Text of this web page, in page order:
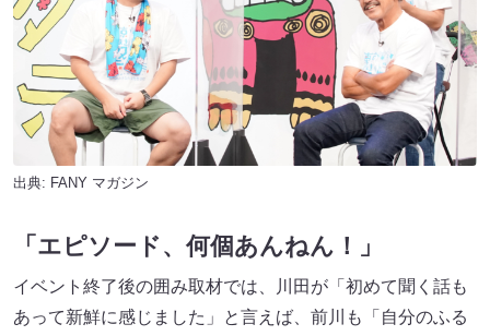
出典: FANY マガジン
「エピソード、何個あんねん！」
イベント終了後の囲み取材では、川田が「初めて聞く話も
あって新鮮に感じました」と言えば、前川も「自分のふる